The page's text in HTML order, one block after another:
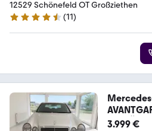
12529 Schönefeld OT Großziethen
4.3 Sterne
(11)
3.999 €